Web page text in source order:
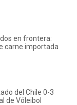
en frontera:
carne importada
del Chile 0-3
de Vóleibol